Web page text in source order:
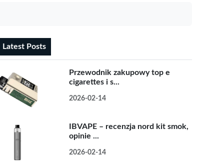
Latest Posts
Przewodnik zakupowy top e
cigarettes i s...
2026-02-14
IBVAPE – recenzja nord kit smok,
opinie ...
2026-02-14